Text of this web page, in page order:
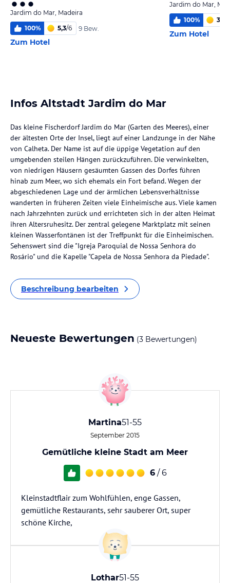
Jardim do Mar, Madeira
100% 5,3/6 9 Bew.
Zum Hotel
Jardim do Mar,
100% 3,8
Zum Hotel
Infos Altstadt Jardim do Mar
Das kleine Fischerdorf Jardim do Mar (Garten des Meeres), einer
der ältesten Orte der Insel, liegt auf einer Landzunge in der Nähe
von Calheta. Der Name ist auf die üppige Vegetation auf den
umgebenden steilen Hängen zurückzuführen. Die verwinkelten,
von niedrigen Häusern gesäumten Gassen des Dorfes führen
hinab zum Meer, wo sich ehemals ein Fort befand. Wegen der
abgeschiedenen Lage und der ärmlichen Lebensverhältnisse
wanderten in früheren Zeiten viele Einheimische aus. Viele kamen
nach Jahrzehnten zurück und errichteten sich in der alten Heimat
ihren Altersruhesitz. Der zentral gelegene Marktplatz mit seinen
kleinen Wasserfontänen ist der Treffpunkt für die Einheimischen.
Sehenswert sind die "Igreja Paroquial de Nossa Senhora do
Rosário" und die Kapelle "Capela de Nossa Senhora da Piedade".
Beschreibung bearbeiten
Neueste Bewertungen (3 Bewertungen)
Martina51-55
September 2015
Gemütliche kleine Stadt am Meer
6 / 6
Kleinstadtflair zum Wohlfühlen, enge Gassen,
gemütliche Restaurants, sehr sauberer Ort, super
schöne Kirche,
Lothar51-55